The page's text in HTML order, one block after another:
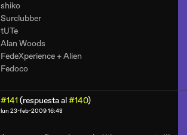
shiko
Surclubber
tUTe
Alan Woods
FedeXperience + Alien
Fedoco
#141 (respuesta al#140)
lun 23-feb-2009 16:48